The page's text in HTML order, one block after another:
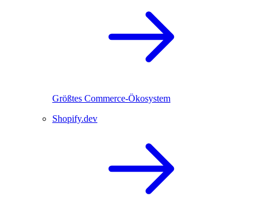
Größtes Commerce-Ökosystem
Shopify.dev